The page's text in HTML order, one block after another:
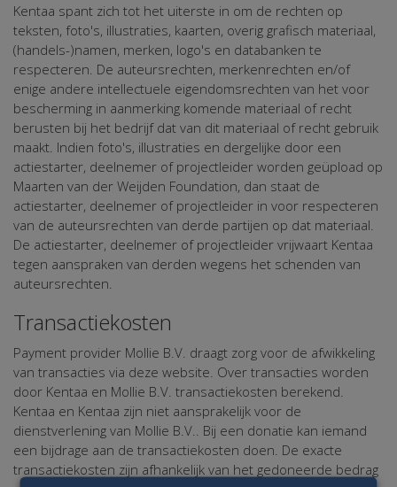
Kentaa spant zich tot het uiterste in om de rechten op
teksten, foto's, illustraties, kaarten, overig grafisch materiaal,
(handels-)namen, merken, logo's en databanken te
respecteren. De auteursrechten, merkenrechten en/of
enige andere intellectuele eigendomsrechten van het voor
bescherming in aanmerking komende materiaal of recht
berusten bij het bedrijf dat van dit materiaal of recht gebruik
maakt. Indien foto's, illustraties en dergelijke door een
actiestarter, deelnemer of projectleider worden geüpload op
Maarten van der Weijden Foundation, dan staat de
actiestarter, deelnemer of projectleider in voor respecteren
van de auteursrechten van derde partijen op dat materiaal.
De actiestarter, deelnemer of projectleider vrijwaart Kentaa
tegen aanspraken van derden wegens het schenden van
auteursrechten.
Transactiekosten
Payment provider Mollie B.V. draagt zorg voor de afwikkeling
van transacties via deze website. Over transacties worden
door Kentaa en Mollie B.V. transactiekosten berekend.
Kentaa en Kentaa zijn niet aansprakelijk voor de
dienstverlening van Mollie B.V.. Bij een donatie kan iemand
een bijdrage aan de transactiekosten doen. De exacte
transactiekosten zijn afhankelijk van het gedoneerde bedrag